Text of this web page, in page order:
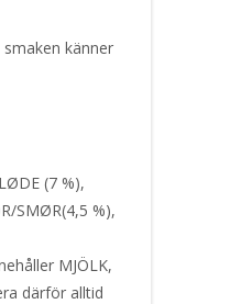
känner
(7 %),
SMØR(4,5 %),
MJÖLK,
därför alltid